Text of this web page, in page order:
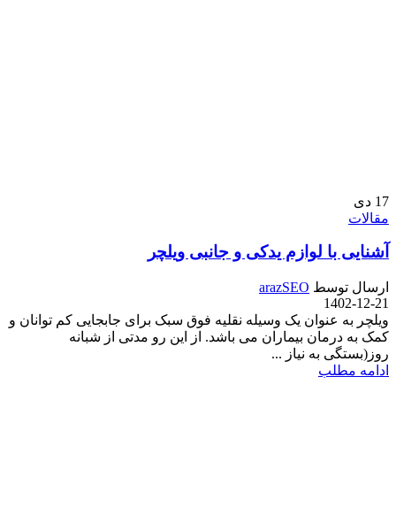
17 دی
مقالات
آشنایی با لوازم یدکی و جانبی ویلچر
ارسال توسط arazSEO
1402-12-21
ویلچر به عنوان یک وسیله نقلیه فوق سبک برای جابجایی کم توانان و
کمک به درمان بیماران می باشد. از این رو مدتی از شبانه
روز(بستگی به نیاز ...
ادامه مطلب